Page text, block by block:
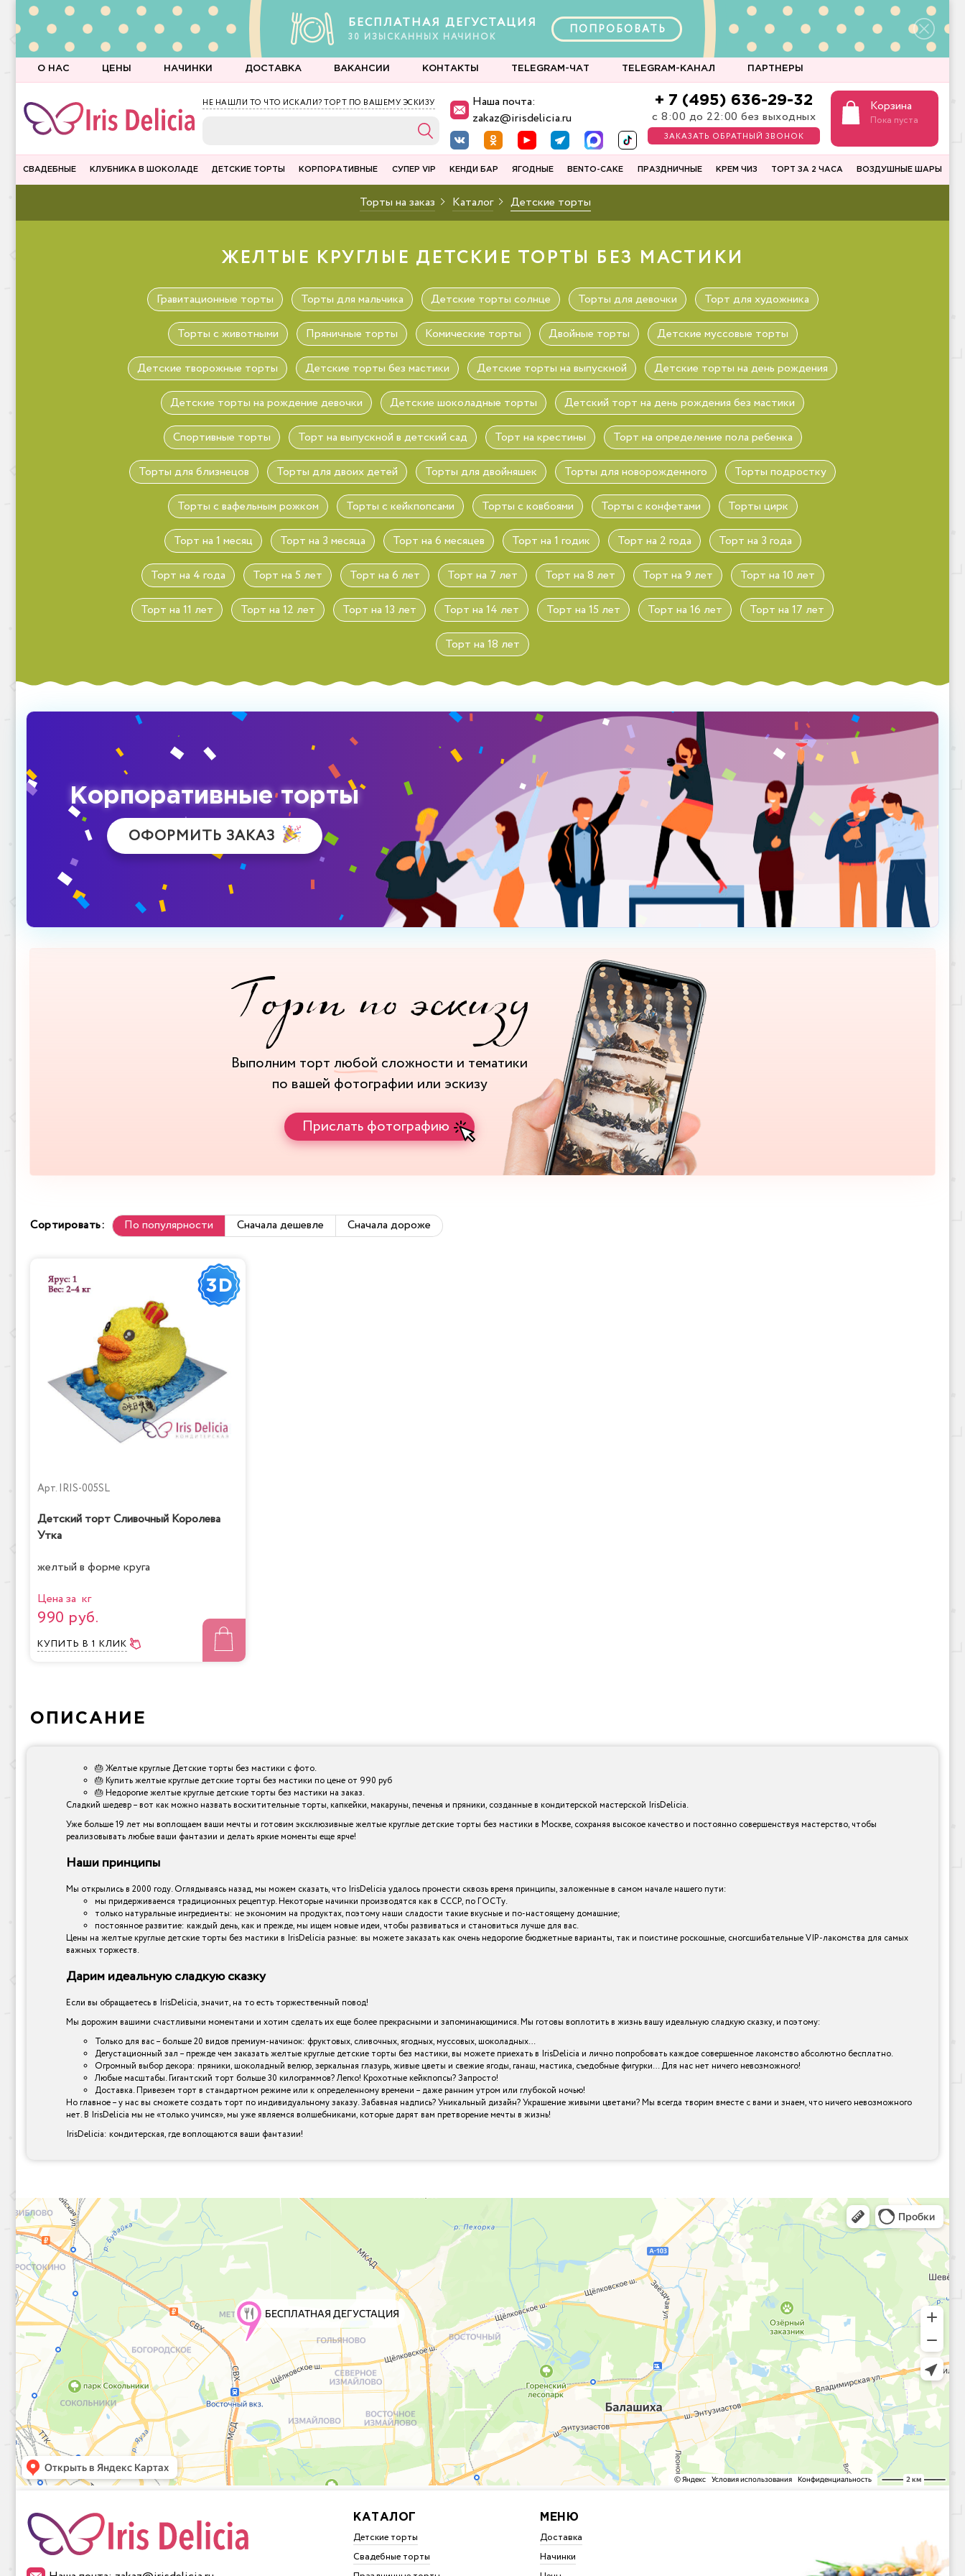
БЕСПЛАТНАЯ ДЕГУСТАЦИЯ
30 ИЗЫСКАННЫХ НАЧИНОК
ПОПРОБОВАТЬ
О НАС ЦЕНЫ НАЧИНКИ ДОСТАВКА ВАКАНСИИ КОНТАКТЫ TELEGRAM-ЧАТ TELEGRAM-КАНАЛ ПАРТНЕРЫ
НЕ НАШЛИ ТО ЧТО ИСКАЛИ? ТОРТ ПО ВАШЕМУ ЭСКИЗУ
Наша почта:
zakaz@irisdelicia.ru
+ 7 (495) 636-29-32
с 8:00 до 22:00 без выходных
ЗАКАЗАТЬ ОБРАТНЫЙ ЗВОНОК
Корзина
Пока пуста
СВАДЕБНЫЕ КЛУБНИКА В ШОКОЛАДЕ ДЕТСКИЕ ТОРТЫ КОРПОРАТИВНЫЕ СУПЕР VIP КЕНДИ БАР ЯГОДНЫЕ BENTO-CAKE ПРАЗДНИЧНЫЕ КРЕМ ЧИЗ ТОРТ ЗА 2 ЧАСА ВОЗДУШНЫЕ ШАРЫ
Торты на заказ Каталог Детские торты
ЖЕЛТЫЕ КРУГЛЫЕ ДЕТСКИЕ ТОРТЫ БЕЗ МАСТИКИ
Гравитационные торты Торты для мальчика Детские торты солнце Торты для девочки Торт для художника
Торты с животными Пряничные торты Комические торты Двойные торты Детские муссовые торты
Детские творожные торты Детские торты без мастики Детские торты на выпускной Детские торты на день рождения
Детские торты на рождение девочки Детские шоколадные торты Детский торт на день рождения без мастики
Спортивные торты Торт на выпускной в детский сад Торт на крестины Торт на определение пола ребенка
Торты для близнецов Торты для двоих детей Торты для двойняшек Торты для новорожденного Торты подростку
Торты с вафельным рожком Торты с кейкпопсами Торты с ковбоями Торты с конфетами Торты цирк
Торт на 1 месяц Торт на 3 месяца Торт на 6 месяцев Торт на 1 годик Торт на 2 года Торт на 3 года
Торт на 4 года Торт на 5 лет Торт на 6 лет Торт на 7 лет Торт на 8 лет Торт на 9 лет Торт на 10 лет
Торт на 11 лет Торт на 12 лет Торт на 13 лет Торт на 14 лет Торт на 15 лет Торт на 16 лет Торт на 17 лет
Торт на 18 лет
Корпоративные торты
ОФОРМИТЬ ЗАКАЗ
Выполним торт любой сложности и тематики
по вашей фотографии или эскизу
Прислать фотографию
Сортировать: По популярности Сначала дешевле Сначала дороже
Арт. IRIS-005SL
Детский торт Сливочный Королева
Утка
желтый в форме круга
Цена за кг
990 руб.
КУПИТЬ В 1 КЛИК
ОПИСАНИЕ
🎂 Желтые круглые Детские торты без мастики с фото.
🎂 Купить желтые круглые детские торты без мастики по цене от 990 руб
🎂 Недорогие желтые круглые детские торты без мастики на заказ.
Сладкий шедевр – вот как можно назвать восхитительные торты, капкейки, макаруны, печенья и пряники, созданные в кондитерской мастерской IrisDelicia.
Уже больше 19 лет мы воплощаем ваши мечты и готовим эксклюзивные желтые круглые детские торты без мастики в Москве, сохраняя высокое качество и постоянно совершенствуя мастерство, чтобы
реализовывать любые ваши фантазии и делать яркие моменты еще ярче!
Наши принципы
Мы открылись в 2000 году. Оглядываясь назад, мы можем сказать, что IrisDelicia удалось пронести сквозь время принципы, заложенные в самом начале нашего пути:
мы придерживаемся традиционных рецептур. Некоторые начинки производятся как в СССР, по ГОСТу.
только натуральные ингредиенты: не экономим на продуктах, поэтому наши сладости такие вкусные и по-настоящему домашние;
постоянное развитие: каждый день, как и прежде, мы ищем новые идеи, чтобы развиваться и становиться лучше для вас.
Цены на желтые круглые детские торты без мастики в IrisDelicia разные: вы можете заказать как очень недорогие бюджетные варианты, так и поистине роскошные, сногсшибательные VIP-лакомства для самых
важных торжеств.
Дарим идеальную сладкую сказку
Если вы обращаетесь в IrisDelicia, значит, на то есть торжественный повод!
Мы дорожим вашими счастливыми моментами и хотим сделать их еще более прекрасными и запоминающимися. Мы готовы воплотить в жизнь вашу идеальную сладкую сказку, и поэтому:
Только для вас – больше 20 видов премиум-начинок: фруктовых, сливочных, ягодных, муссовых, шоколадных…
Дегустационный зал – прежде чем заказать желтые круглые детские торты без мастики, вы можете приехать в IrisDelicia и лично попробовать каждое совершенное лакомство абсолютно бесплатно.
Огромный выбор декора: пряники, шоколадный велюр, зеркальная глазурь, живые цветы и свежие ягоды, ганаш, мастика, съедобные фигурки… Для нас нет ничего невозможного!
Любые масштабы. Гигантский торт больше 30 килограммов? Легко! Крохотные кейкпопсы? Запросто!
Доставка. Привезем торт в стандартном режиме или к определенному времени – даже ранним утром или глубокой ночью!
Но главное – у нас вы сможете создать торт по индивидуальному заказу. Забавная надпись? Уникальный дизайн? Украшение живыми цветами? Мы всегда творим вместе с вами и знаем, что ничего невозможного
нет. В IrisDelicia мы не «только учимся», мы уже являемся волшебниками, которые дарят вам претворение мечты в жизнь!
IrisDelicia: кондитерская, где воплощаются ваши фантазии!
КАТАЛОГ
Детские торты
Свадебные торты
МЕНЮ
Доставка
Начинки